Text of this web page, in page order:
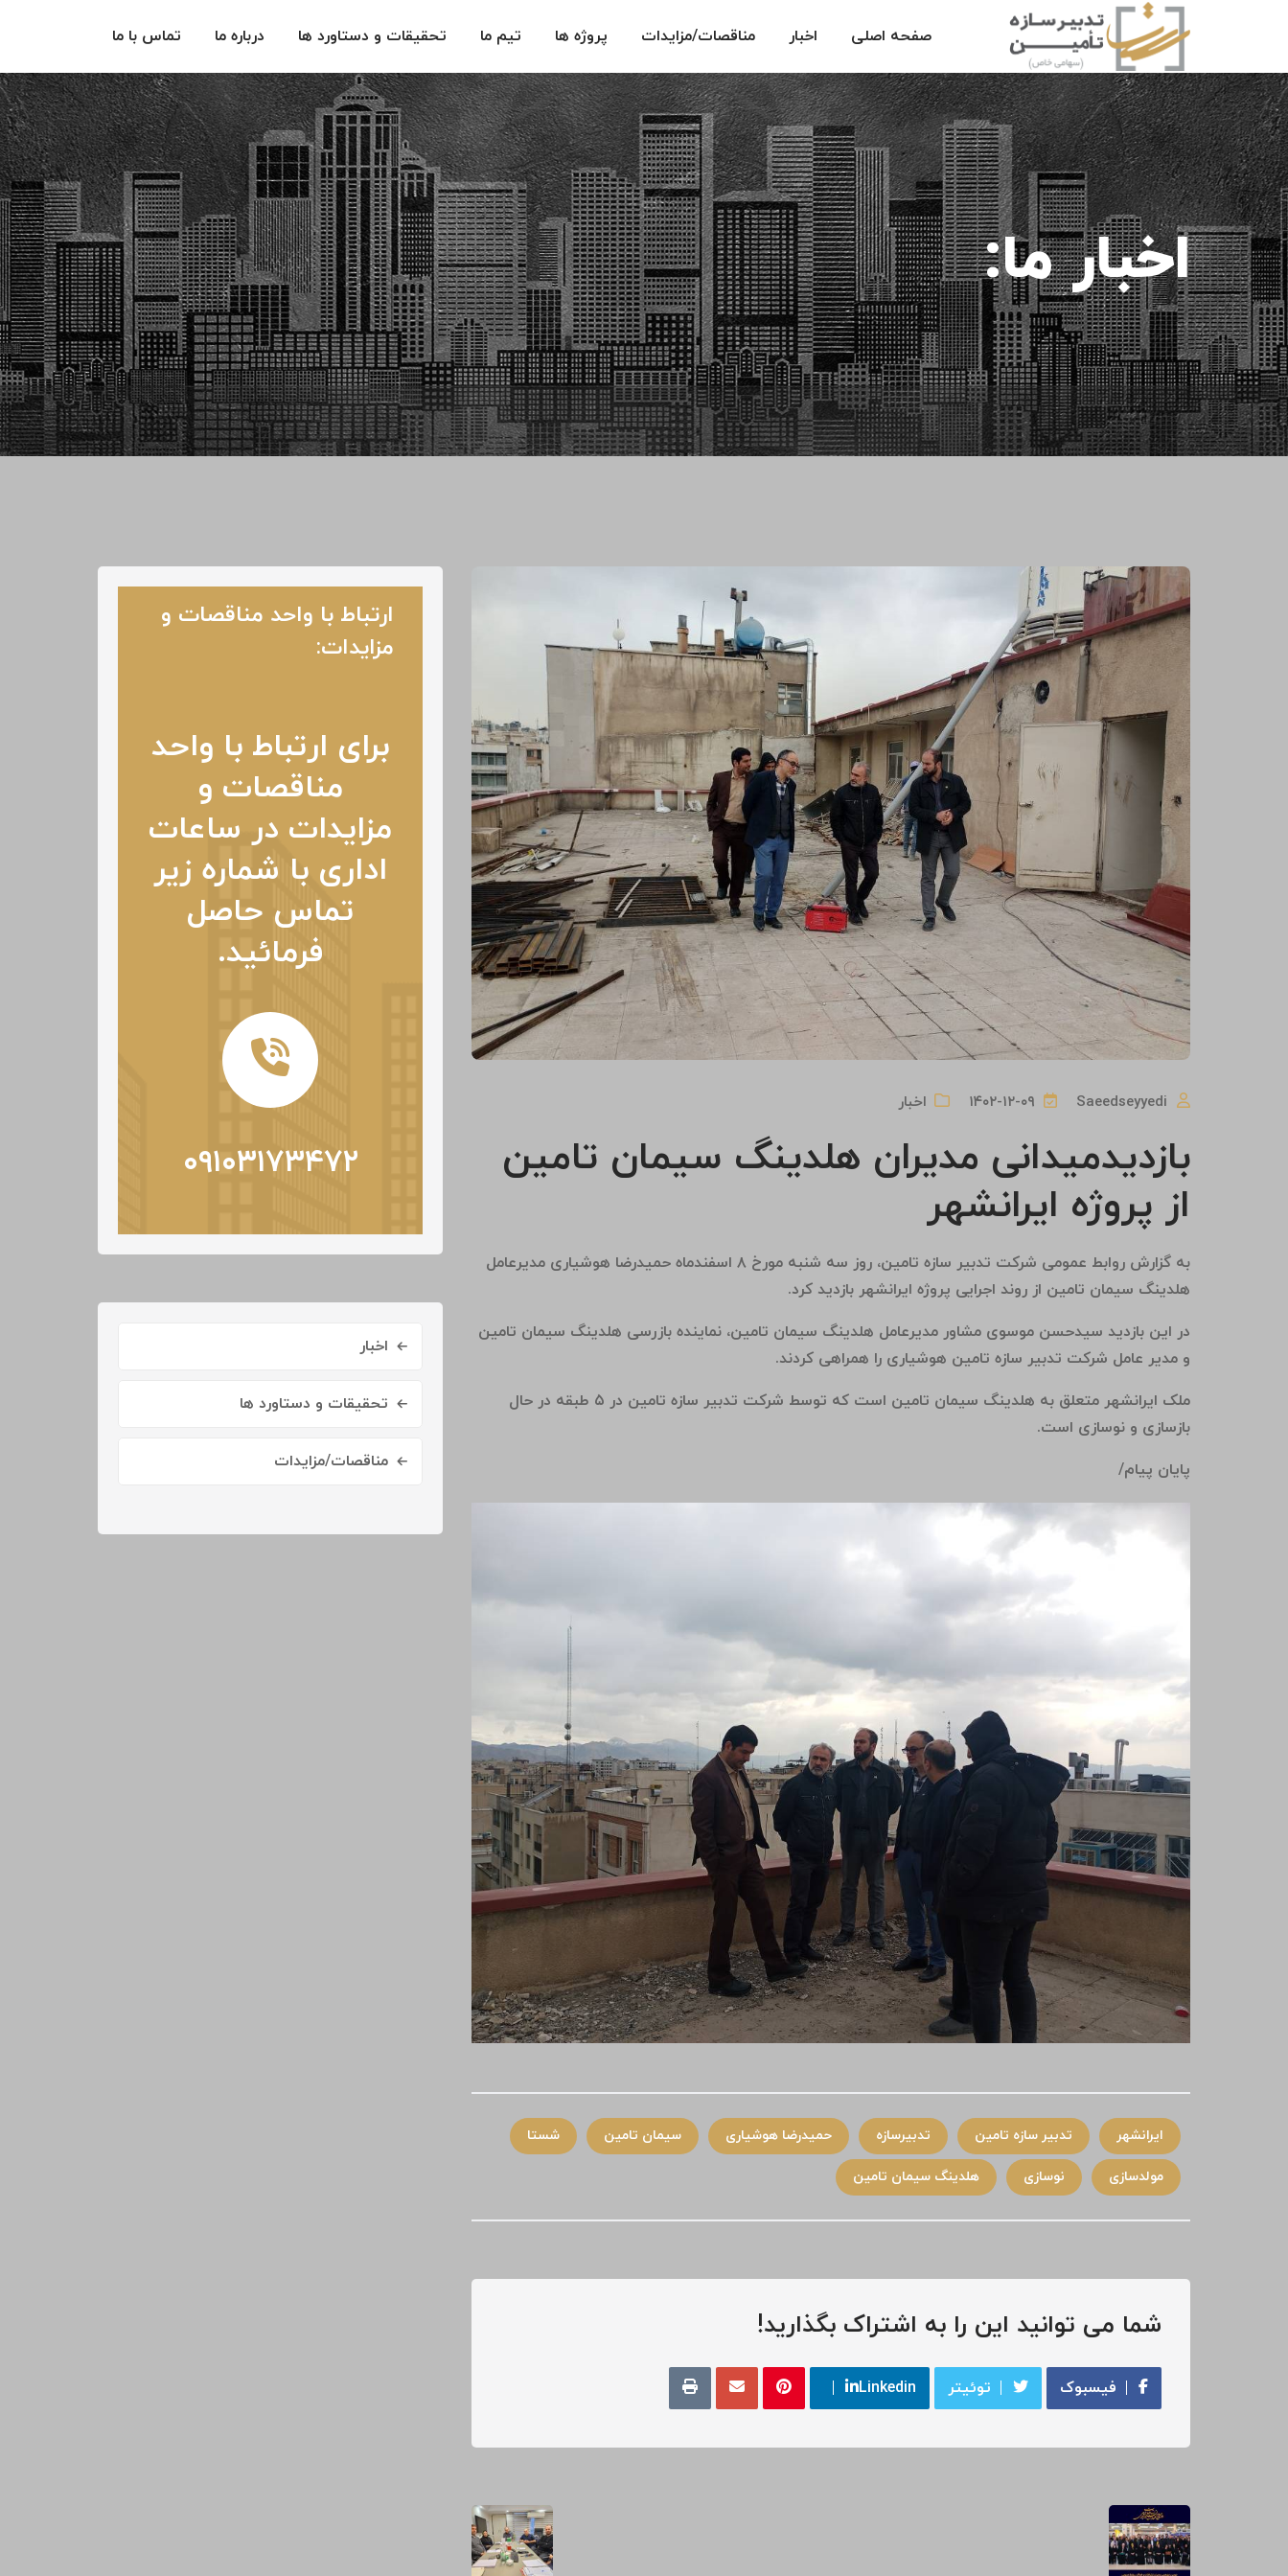
صفحه اصلی اخبار مناقصات/مزایدات پروژه ها تیم ما تحقیقات و دستاورد ها درباره ما تماس با ما
اخبار ما:
Saeedseyyedi ۱۴۰۲-۱۲-۰۹ اخبار
بازدیدمیدانی مدیران هلدینگ سیمان تامین
از پروژه ایرانشهر
به گزارش روابط عمومی شرکت تدبیر سازه تامین، روز سه شنبه مورخ ۸ اسفندماه حمیدرضا هوشیاری مدیرعامل
هلدینگ سیمان تامین از روند اجرایی پروژه ایرانشهر بازدید کرد.
در این بازدید سیدحسن موسوی مشاور مدیرعامل هلدینگ سیمان تامین، نماینده بازرسی هلدینگ سیمان تامین
و مدیر عامل شرکت تدبیر سازه تامین هوشیاری را همراهی کردند.
ملک ایرانشهر متعلق به هلدینگ سیمان تامین است که توسط شرکت تدبیر سازه تامین در ۵ طبقه در حال
بازسازی و نوسازی است.
پایان پیام/
ایرانشهر تدبیر سازه تامین تدبیرسازه حمیدرضا هوشیاری سیمان تامین شستا
مولدسازی نوسازی هلدینگ سیمان تامین
شما می توانید این را به اشتراک بگذارید!
فیسبوک توئیتر Linkedin
ارتباط با واحد مناقصات و
مزایدات:
برای ارتباط با واحد
مناقصات و
مزایدات در ساعات
اداری با شماره زیر
تماس حاصل
فرمائید.
۰۹۱۰۳۱۷۳۴۷۲
اخبار
تحقیقات و دستاورد ها
مناقصات/مزایدات